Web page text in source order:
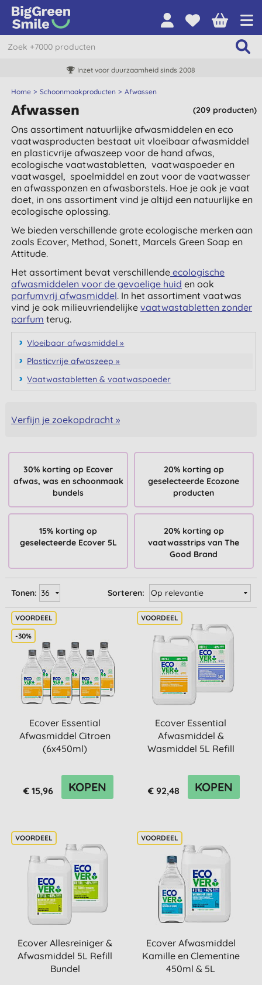
Inzet voor duurzaamheid sinds 2008
Home Schoonmaakproducten Afwassen
(209 producten)
Afwassen
Ons assortiment natuurlijke afwasmiddelen en eco
vaatwasproducten bestaat uit vloeibaar afwasmiddel
en plasticvrije afwaszeep voor de hand afwas,
ecologische vaatwastabletten, vaatwaspoeder en
vaatwasgel, spoelmiddel en zout voor de vaatwasser
en afwassponzen en afwasborstels. Hoe je ook je vaat
doet, in ons assortiment vind je altijd een natuurlijke en
ecologische oplossing.
We bieden verschillende grote ecologische merken aan
zoals Ecover, Method, Sonett, Marcels Green Soap en
Attitude.
Het assortiment bevat verschillende ecologische
afwasmiddelen voor de gevoelige huid en ook
parfumvrij afwasmiddel. In het assortiment vaatwas
vind je ook milieuvriendelijkevaatwastabletten zonder
parfum terug.
Vloeibaar afwasmiddel »
Plasticvrije afwaszeep »
Vaatwastabletten & vaatwaspoeder
Verfijn je zoekopdracht »
30% korting op Ecover
afwas, was en schoonmaak
bundels
20% korting op
geselecteerde Ecozone
producten
15% korting op
geselecteerde Ecover 5L
20% korting op
vaatwasstrips van The
Good Brand
Sorteren:
Tonen:
-30%
Ecover Essential
Afwasmiddel Citroen
(6x450ml)
€ 15,96 KOPEN
Ecover Essential
Afwasmiddel &
Wasmiddel 5L Refill
€ 92,48 KOPEN
Ecover Allesreiniger &
Afwasmiddel 5L Refill
Bundel
Ecover Afwasmiddel
Kamille en Clementine
450ml & 5L